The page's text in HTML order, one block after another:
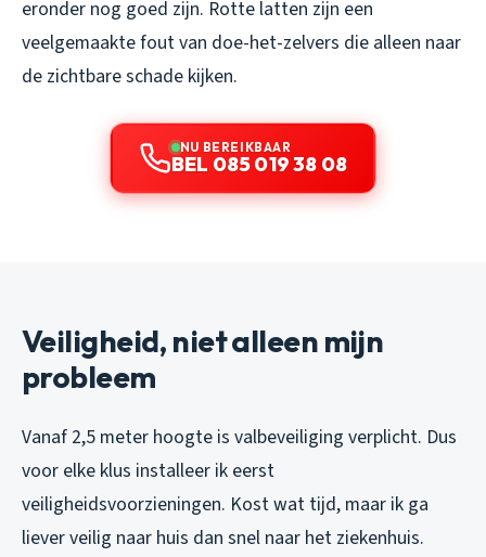
eronder nog goed zijn. Rotte latten zijn een
veelgemaakte fout van doe-het-zelvers die alleen naar
de zichtbare schade kijken.
NU BEREIKBAAR
BEL 085 019 38 08
Veiligheid, niet alleen mijn
probleem
Vanaf 2,5 meter hoogte is valbeveiliging verplicht. Dus
voor elke klus installeer ik eerst
veiligheidsvoorzieningen. Kost wat tijd, maar ik ga
liever veilig naar huis dan snel naar het ziekenhuis.